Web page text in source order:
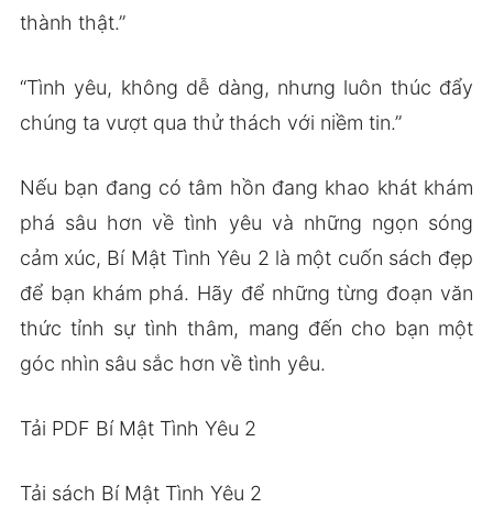
thành thật.”
“Tình yêu, không dễ dàng, nhưng luôn thúc đẩy
chúng ta vượt qua thử thách với niềm tin.”
Nếu bạn đang có tâm hồn đang khao khát khám
phá sâu hơn về tình yêu và những ngọn sóng
cảm xúc, Bí Mật Tình Yêu 2 là một cuốn sách đẹp
để bạn khám phá. Hãy để những từng đoạn văn
thức tỉnh sự tình thâm, mang đến cho bạn một
góc nhìn sâu sắc hơn về tình yêu.
Tải PDF Bí Mật Tình Yêu 2
Tải sách Bí Mật Tình Yêu 2